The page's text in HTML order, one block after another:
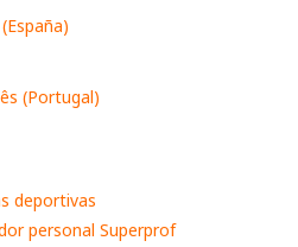
(Portugal)
deportivas
personal Superprof